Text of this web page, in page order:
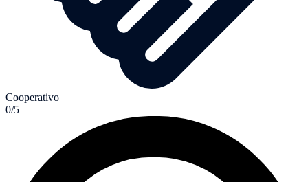
Cooperativo
0/5